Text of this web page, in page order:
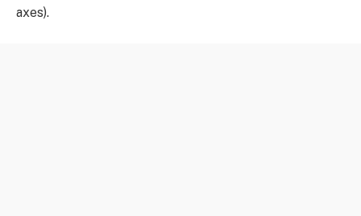
axes).